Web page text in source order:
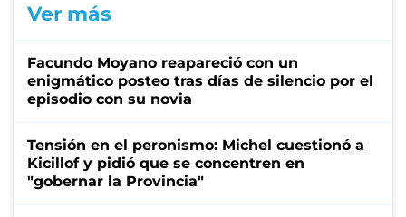
Ver más
Facundo Moyano reapareció con un
enigmático posteo tras días de silencio por el
episodio con su novia
Tensión en el peronismo: Michel cuestionó a
Kicillof y pidió que se concentren en
"gobernar la Provincia"